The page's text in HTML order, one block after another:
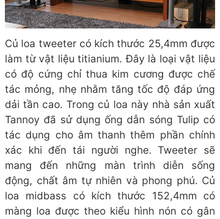
Củ loa tweeter có kích thước 25,4mm được
làm từ vật liệu titianium. Đây là loại vật liệu
có độ cứng chỉ thua kim cương được chế
tác mỏng, nhẹ nhằm tăng tốc độ đáp ứng
dải tần cao. Trong củ loa này nhà sản xuất
Tannoy đã sử dụng ống dẫn sóng Tulip có
tác dụng cho âm thanh thêm phần chính
xác khi đến tái người nghe. Tweeter sẽ
mang đến những màn trình diễn sống
động, chất âm tự nhiên và phong phú. Củ
loa midbass có kích thước 152,4mm có
màng loa được theo kiểu hình nón có gân